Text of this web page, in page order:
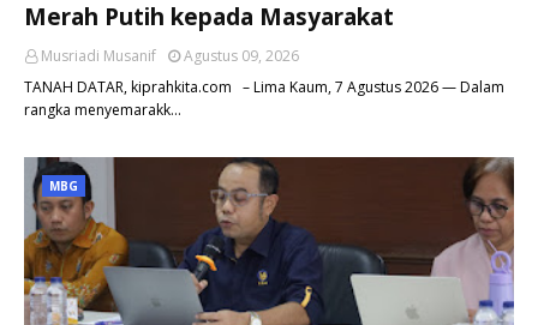
Merah Putih kepada Masyarakat
Musriadi Musanif
Agustus 09, 2026
TANAH DATAR, kiprahkita.com – Lima Kaum, 7 Agustus 2026 — Dalam
rangka menyemarakk…
MBG